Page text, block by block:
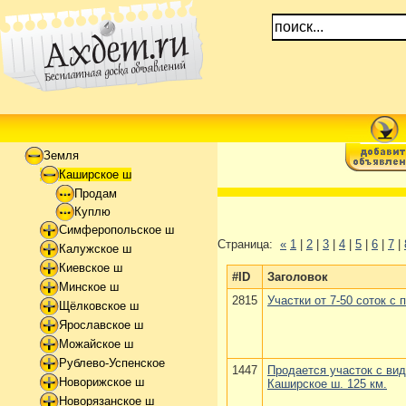
Земля
Каширское ш
Продам
Куплю
Симферопольское ш
Калужское ш
Киевское ш
Минское ш
Щёлковское ш
Ярославское ш
Можайское ш
Рублево-Успенское
Новорижское ш
Новорязанское ш
Страница: « 1 2 3 4 5 6 7
#ID
Заголовок
2815
Участки от 7-50 соток
1447
Продается участок с
Каширское ш. 125 км.